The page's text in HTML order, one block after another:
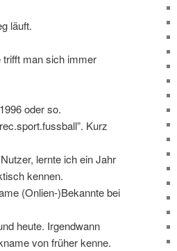
läuft.
trifft man sich immer
oder so.
Kurz
lernte ich ein Jahr
kennen.
(Onlien-)Bekannte bei
heute. Irgendwann
von früher kenne.